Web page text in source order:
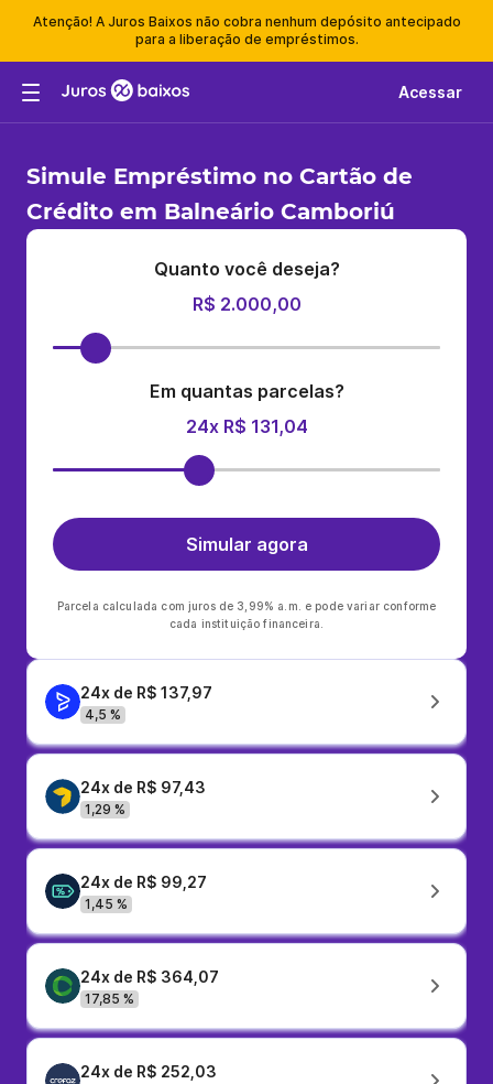
Atenção! A Juros Baixos não cobra nenhum depósito antecipado
para a liberação de empréstimos.
Acessar
Simule Empréstimo no Cartão de
Crédito em Balneário Camboriú
Quanto você deseja?
R$ 2.000,00
Em quantas parcelas?
24x R$ 131,04
Simular agora
Parcela calculada com juros de 3,99% a.m. e pode variar conforme
cada instituição financeira.
24x de R$ 137,97
4,5 %
24x de R$ 97,43
1,29 %
24x de R$ 99,27
1,45 %
24x de R$ 364,07
17,85 %
24x de R$ 252,03